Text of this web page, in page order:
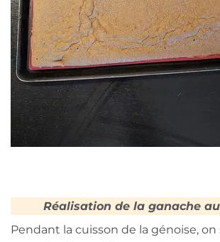
Réalisation de la ganache
Pendant la cuisson de la génoise, on